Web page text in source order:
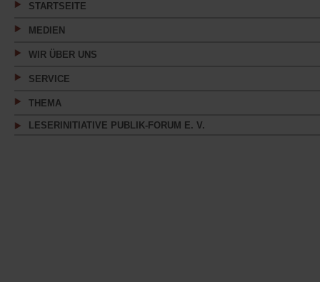
STARTSEITE
MEDIEN
WIR ÜBER UNS
SERVICE
THEMA
LESERINITIATIVE PUBLIK-FORUM E. V.